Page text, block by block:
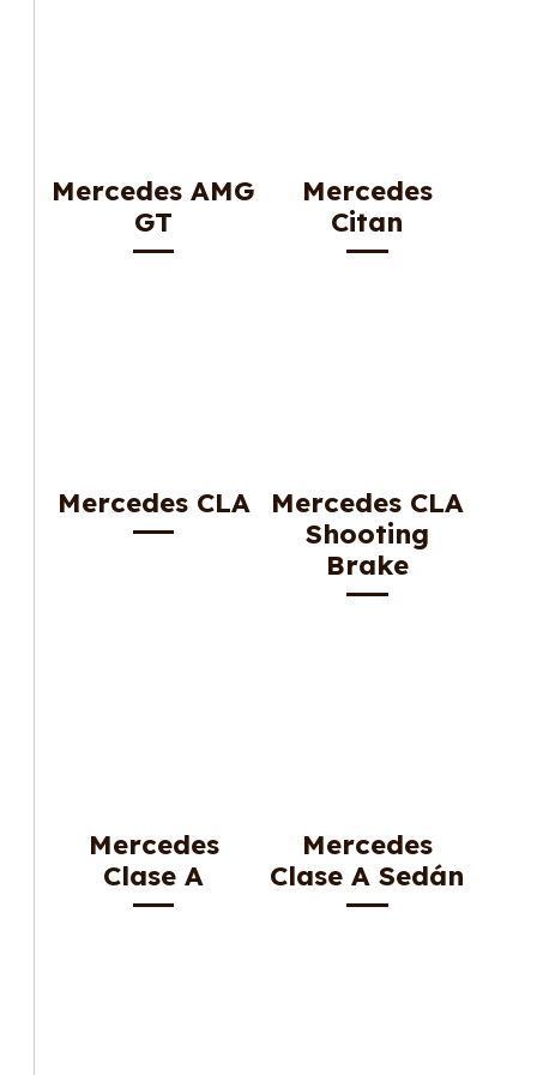
Mercedes AMG
GT
Mercedes
Citan
Mercedes CLA
Mercedes CLA
Shooting
Brake
Mercedes
Clase A
Mercedes
Clase A Sedán